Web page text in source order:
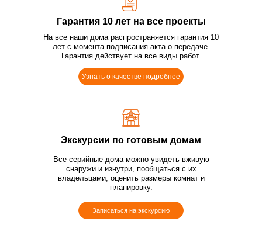
Гарантия 10 лет на все проекты
На все наши дома распространяется гарантия 10
лет с момента подписания акта о передаче.
Гарантия действует на все виды работ.
Экскурсии по готовым домам
Все серийные дома можно увидеть вживую
снаружи и изнутри, пообщаться с их
владельцами, оценить размеры комнат и
планировку.
Узнать о качестве подробнее
Записаться на экскурсию